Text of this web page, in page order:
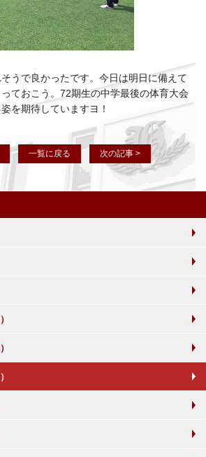
うで良かったです。今日は明日に備えて
ておこう。72期生の中学最後の体育大会
を期待していますヨ！
一覧に戻る 次の記事 >